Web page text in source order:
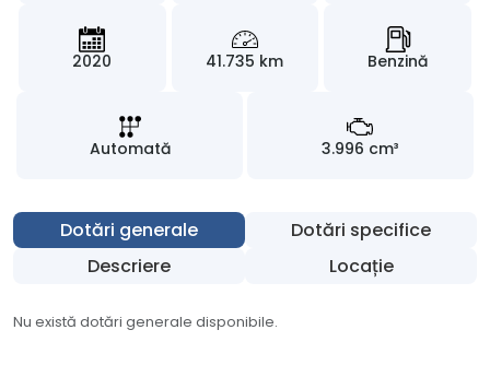
2020 41.735 km Benzină
Automată 3.996 cm³
Dotări generale
Dotări specifice
Descriere
Locație
Nu există dotări generale disponibile.